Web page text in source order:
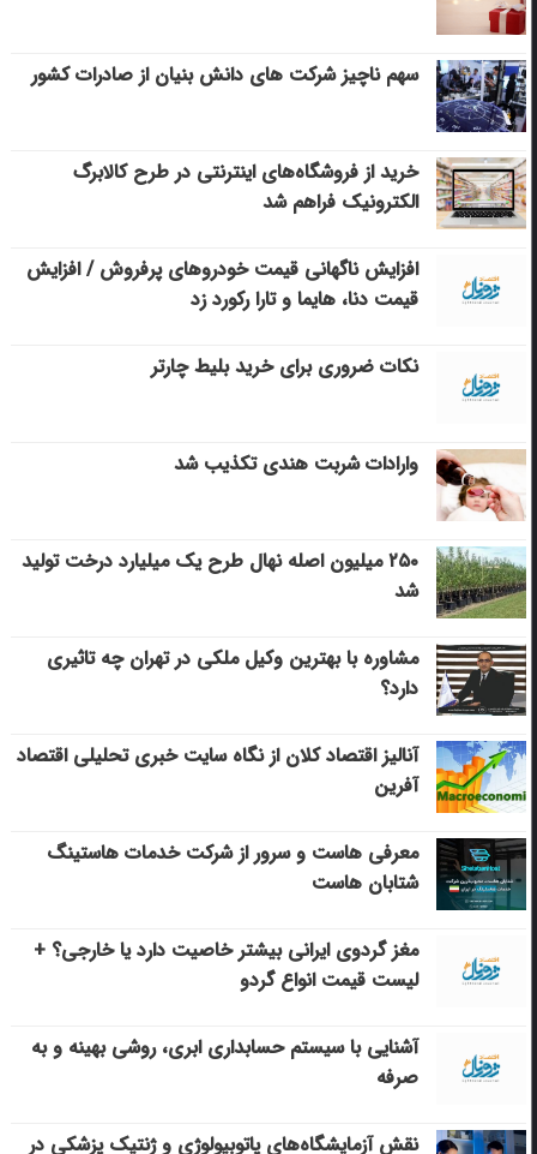
سهم ناچیز شرکت های دانش بنیان از صادرات کشور
خرید از فروشگاه‌های اینترنتی در طرح کالابرگ
الکترونیک فراهم شد
افزایش ناگهانی قیمت خودروهای پرفروش / افزایش
قیمت دنا، هایما و تارا رکورد زد
نکات ضروری برای خرید بلیط چارتر
وارادات شربت هندی تکذیب شد
۲۵۰ میلیون اصله نهال طرح یک میلیارد درخت تولید
شد
مشاوره با بهترین وکیل ملکی در تهران چه تاثیری
دارد؟
آنالیز اقتصاد کلان از نگاه سایت خبری تحلیلی اقتصاد
آفرین
معرفی هاست و سرور از شرکت خدمات هاستینگ
شتابان هاست
مغز گردوی ایرانی بیشتر خاصیت دارد یا خارجی؟ +
لیست قیمت انواع گردو
آشنایی با سیستم حسابداری ابری، روشی بهینه و به
صرفه
نقش آزمایشگاه‌های پاتوبیولوژی و ژنتیک پزشکی در